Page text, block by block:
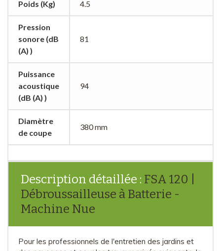
Poids (Kg) 4.5
Pression
sonore (dB
(A) )
81
Puissance
acoustique
(dB (A) )
94
Diamètre
de coupe
380 mm
Description détaillée : FSA 120 |
Débroussailleuse à Batterie -
Machine Nue
Pour les professionnels de l'entretien des jardins et